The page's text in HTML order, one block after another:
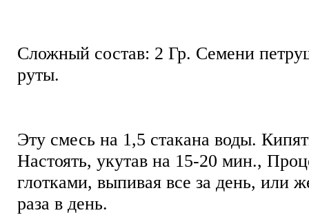
Сложный состав: 2 Гр. Семени
руты.
Эту смесь на 1,5 стакана воды.
Настоять, укутав на 15-20 мин.,
глотками, выпивая все за день, или
раза в день.